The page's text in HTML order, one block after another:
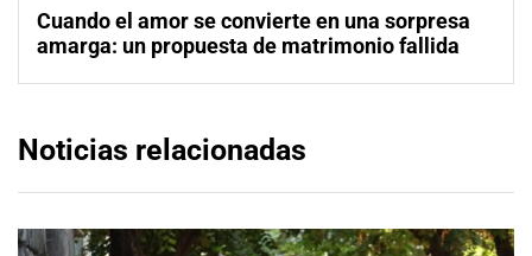
Cuando el amor se convierte en una sorpresa
amarga: un propuesta de matrimonio fallida
Noticias relacionadas